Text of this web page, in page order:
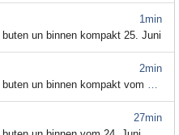
1min
buten un binnen kompakt 25. Juni
2min
buten un binnen kompakt vom 24. Juni
27min